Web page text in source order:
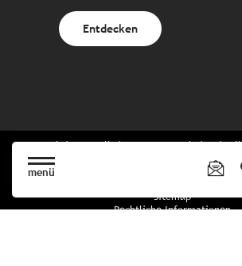
menü
Entdecken
Website erstellt in Zusammenarbeit mit
Tourismuspartnern
Sitemap
Rechtliche Informationen